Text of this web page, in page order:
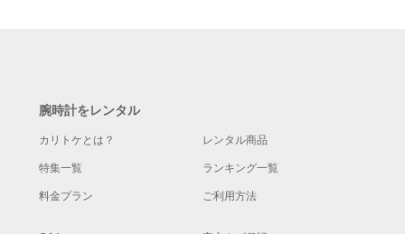
腕時計をレンタル
カリトケとは？ レンタル商品
特集一覧 ランキング一覧
料金プラン ご利用方法